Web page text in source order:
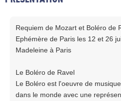
Requiem de Mozart et Boléro de
Ephémère de Paris les 12 et 26
Madeleine à Paris
Le Boléro de Ravel
Le Boléro est l'oeuvre de
dans le monde avec une